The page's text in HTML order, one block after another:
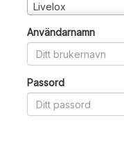
Livelox
Användarnamn
Passord